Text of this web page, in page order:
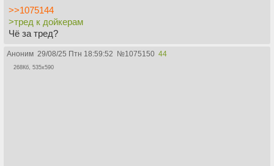
>>1075144
>тред к дойкерам
Чё за тред?
Аноним 29/08/25 Птн 18:59:52 №1075150 44
268Кб, 535x590